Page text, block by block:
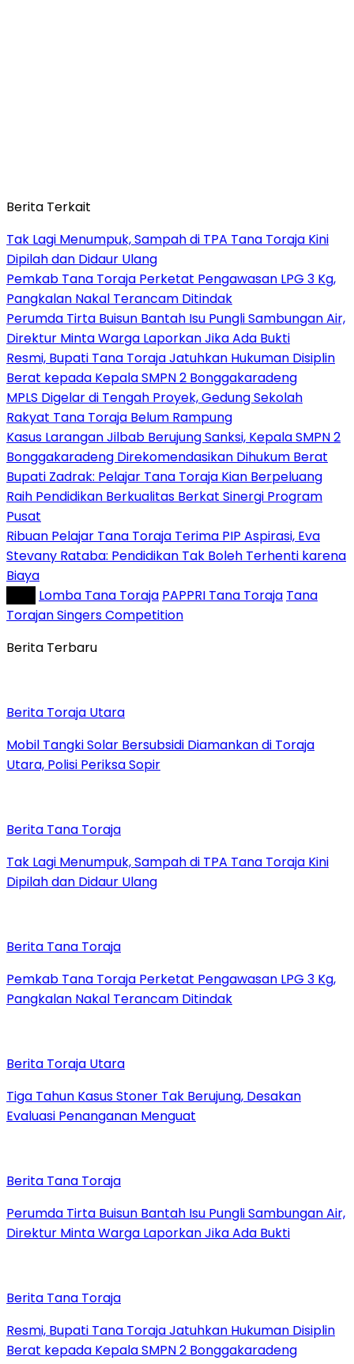
Berita Terkait
Tak Lagi Menumpuk, Sampah di TPA Tana Toraja Kini
Dipilah dan Didaur Ulang
Pemkab Tana Toraja Perketat Pengawasan LPG 3 Kg,
Pangkalan Nakal Terancam Ditindak
Perumda Tirta Buisun Bantah Isu Pungli Sambungan Air,
Direktur Minta Warga Laporkan Jika Ada Bukti
Resmi, Bupati Tana Toraja Jatuhkan Hukuman Disiplin
Berat kepada Kepala SMPN 2 Bonggakaradeng
MPLS Digelar di Tengah Proyek, Gedung Sekolah
Rakyat Tana Toraja Belum Rampung
Kasus Larangan Jilbab Berujung Sanksi, Kepala SMPN 2
Bonggakaradeng Direkomendasikan Dihukum Berat
Bupati Zadrak: Pelajar Tana Toraja Kian Berpeluang
Raih Pendidikan Berkualitas Berkat Sinergi Program
Pusat
Ribuan Pelajar Tana Toraja Terima PIP Aspirasi, Eva
Stevany Rataba: Pendidikan Tak Boleh Terhenti karena
Biaya
Lomba Tana Toraja PAPPRI Tana Toraja Tana
Torajan Singers Competition
Berita Terbaru
Berita Toraja Utara
Mobil Tangki Solar Bersubsidi Diamankan di Toraja
Utara, Polisi Periksa Sopir
Berita Tana Toraja
Tak Lagi Menumpuk, Sampah di TPA Tana Toraja Kini
Dipilah dan Didaur Ulang
Berita Tana Toraja
Pemkab Tana Toraja Perketat Pengawasan LPG 3 Kg,
Pangkalan Nakal Terancam Ditindak
Berita Toraja Utara
Tiga Tahun Kasus Stoner Tak Berujung, Desakan
Evaluasi Penanganan Menguat
Berita Tana Toraja
Perumda Tirta Buisun Bantah Isu Pungli Sambungan Air,
Direktur Minta Warga Laporkan Jika Ada Bukti
Berita Tana Toraja
Resmi, Bupati Tana Toraja Jatuhkan Hukuman Disiplin
Berat kepada Kepala SMPN 2 Bonggakaradeng